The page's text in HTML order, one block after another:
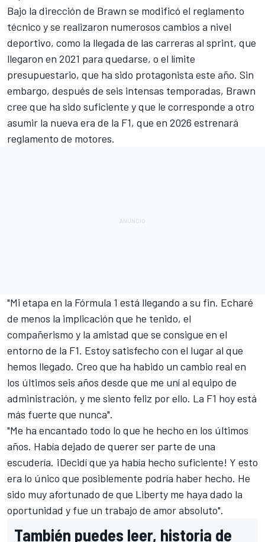
Bajo la dirección de Brawn se modificó el reglamento
técnico y se realizaron numerosos cambios a nivel
deportivo, como la llegada de las carreras al sprint, que
llegaron en 2021 para quedarse, o el límite
presupuestario, que ha sido protagonista este año. Sin
embargo, después de seis intensas temporadas, Brawn
cree que ha sido suficiente y que le corresponde a otro
asumir la nueva era de la F1, que en 2026 estrenará
reglamento de motores.
"Mi etapa en la Fórmula 1 está llegando a su fin. Echaré
de menos la implicación que he tenido, el
compañerismo y la amistad que se consigue en el
entorno de la F1. Estoy satisfecho con el lugar al que
hemos llegado. Creo que ha habido un cambio real en
los últimos seis años desde que me uní al equipo de
administración, y me siento feliz por ello. La F1 hoy está
más fuerte que nunca".
"Me ha encantado todo lo que he hecho en los últimos
años. Había dejado de querer ser parte de una
escudería. ¡Decidí que ya había hecho suficiente! Y esto
era lo único que posiblemente podría haber hecho. He
sido muy afortunado de que Liberty me haya dado la
oportunidad y fue un trabajo de amor absoluto".
También puedes leer, historia de